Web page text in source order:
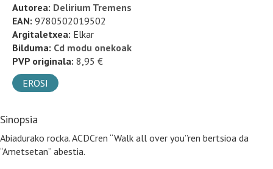
Autorea: Delirium Tremens
EAN: 9780502019502
Argitaletxea: Elkar
Bilduma: Cd modu onekoak
PVP originala: 8,95 €
EROSI
Sinopsia
Abiadurako rocka. ACDCren “Walk all over you”ren bertsioa da
“Ametsetan” abestia.